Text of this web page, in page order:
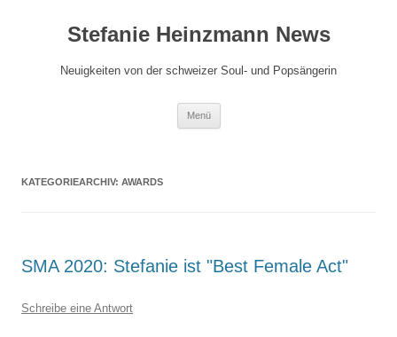
springenStefanie Heinzmann News
Neuigkeiten von der schweizer Soul- und Popsängerin
Menü
KATEGORIEARCHIV: AWARDS
SMA 2020: Stefanie ist "Best Female Act"
Schreibe eine Antwort